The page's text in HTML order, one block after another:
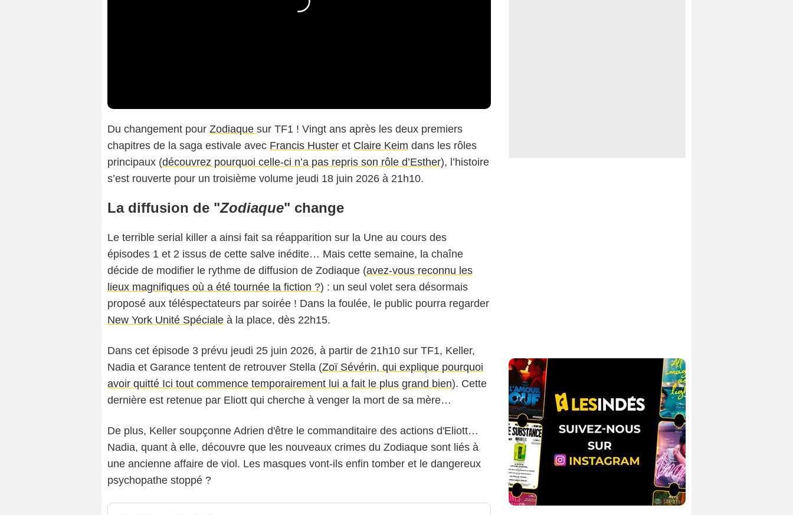
Du changement pour Zodiaque sur TF1 ! Vingt ans après les deux premiers
chapitres de la saga estivale avec Francis Huster et Claire Keim dans les rôles
principaux (découvrez pourquoi celle-ci n’a pas repris son rôle d’Esther), l’histoire
s’est rouverte pour un troisième volume jeudi 18 juin 2026 à 21h10.
La diffusion de "Zodiaque" change
Le terrible serial killer a ainsi fait sa réapparition sur la Une au cours des
épisodes 1 et 2 issus de cette salve inédite… Mais cette semaine, la chaîne
décide de modifier le rythme de diffusion de Zodiaque (avez-vous reconnu les
lieux magnifiques où a été tournée la fiction ?) : un seul volet sera désormais
proposé aux téléspectateurs par soirée ! Dans la foulée, le public pourra regarder
New York Unité Spéciale à la place, dès 22h15.
Dans cet épisode 3 prévu jeudi 25 juin 2026, à partir de 21h10 sur TF1, Keller,
Nadia et Garance tentent de retrouver Stella (Zoï Sévérin, qui explique pourquoi
avoir quitté Ici tout commence temporairement lui a fait le plus grand bien). Cette
dernière est retenue par Eliott qui cherche à venger la mort de sa mère…
De plus, Keller soupçonne Adrien d'être le commanditaire des actions d'Eliott…
Nadia, quant à elle, découvre que les nouveaux crimes du Zodiaque sont liés à
une ancienne affaire de viol. Les masques vont-ils enfin tomber et le dangereux
psychopathe stoppé ?